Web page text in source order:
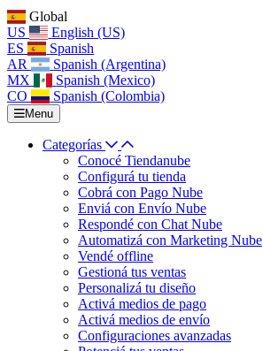
Global
US
English (US)
ES
Spanish
AR
Spanish (Argentina)
MX
Spanish (Mexico)
CO
Spanish (Colombia)
Menu
Categorías
Conocé Tiendanube
Configurá tu tienda
Cobrá con Pago Nube
Enviá con Envío Nube
Respondé con Chat Nube
Automatizá con Marketing Nube
Vendé offline
Gestioná tus ventas
Personalizá tu diseño
Activá medios de pago
Activá medios de envío
Configuraciones avanzadas